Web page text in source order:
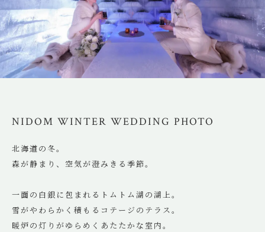
NIDOM WINTER WEDDING PHOTO
北海道の冬。
森が静まり、空気が澄みきる季節。
一面の白銀に包まれるトムトム湖の湖上。
雪がやわらかく積もるコテージのテラス。
暖炉の灯りがゆらめくあたたかな室内。